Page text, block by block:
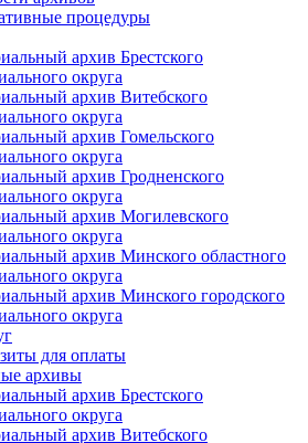
процедуры
архив Брестского
округа
архив Витебского
округа
архив Гомельского
округа
архив Гродненского
округа
архив Могилевского
округа
архив Минского областного
округа
архив Минского городского
округа
для оплаты
архивы
архив Брестского
округа
архив Витебского